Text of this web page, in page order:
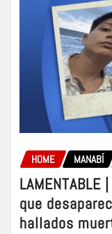
HOME MANABÍ
que
hallados